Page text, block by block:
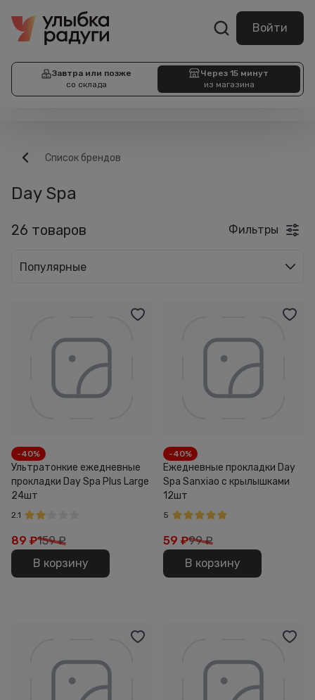
Войти
Завтра или позже
со склада
Через 15 минут
из магазина
Список брендов
Day Spa
26 товаров Фильтры
Популярные
-40%
Ультратонкие ежедневные
прокладки Day Spa Plus Large
24шт
2.1
89 ₽159 ₽
В корзину
-40%
Ежедневные прокладки Day
Spa Sanxiao с крылышками
12шт
5
59 ₽99 ₽
В корзину